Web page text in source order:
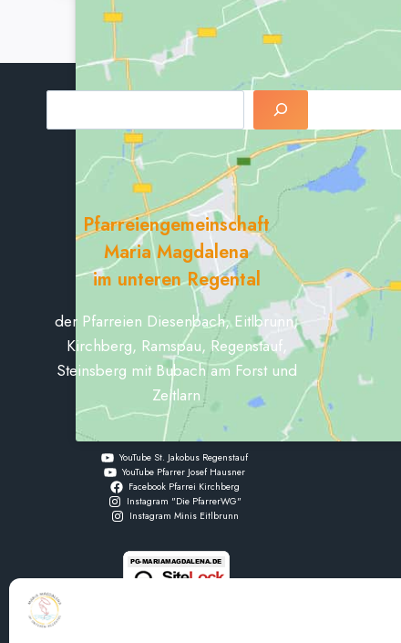
Pfarreiengemeinschaft
Maria Magdalena
im unteren Regental
der Pfarreien Diesenbach, Eitlbrunn,
Kirchberg, Ramspau, Regenstauf,
Steinsberg mit Bubach am Forst und
Zeitlarn
YouTube St. Jakobus Regenstauf
YouTube Pfarrer Josef Hausner
Facebook Pfarrei Kirchberg
Instagram "Die PfarrerWG"
Instagram Minis Eitlbrunn